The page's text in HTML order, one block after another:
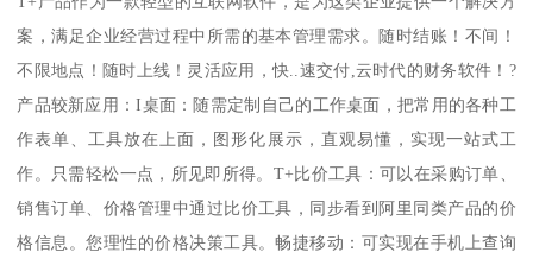
案，满足企业经营过程中所需的基本管理需求。随时结账！不间！
不限地点！随时上线！灵活应用，快..速交付,云时代的财务软件！?
产品较新应用：I桌面：随需定制自己的工作桌面，把常用的各种工
作表单、工具放在上面，图形化展示，直观易懂，实现一站式工
作。只需轻松一点，所见即所得。T+比价工具：可以在采购订单、
销售订单、价格管理中通过比价工具，同步看到阿里同类产品的价
格信息。您理性的价格决策工具。畅捷移动：可实现在手机上查询